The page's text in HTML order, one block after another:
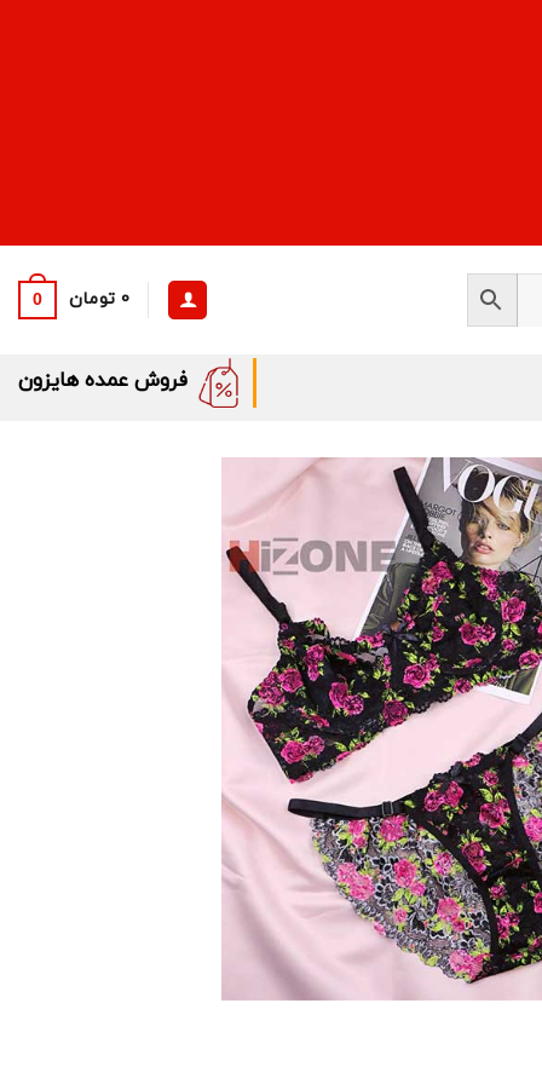
0 تومان 0
فروش عمده هایزون